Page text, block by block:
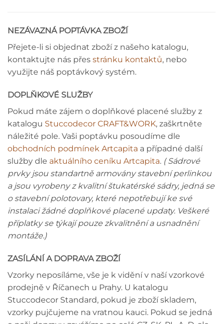
NEZÁVAZNÁ POPTÁVKA ZBOŽÍ
Přejete-li si objednat zboží z našeho katalogu,
kontaktujte nás přes stránku kontaktů, nebo
využijte náš poptávkový systém.
DOPLŇKOVÉ SLUŽBY
Pokud máte zájem o doplňkové placené služby z
katalogu Stuccodecor CRAFT&WORK, zaškrtněte
náležité pole. Vaši poptávku posoudíme dle
obchodních podmínek Artcapita a případné další
služby dle aktuálního ceníku Artcapita. ( Sádrové
prvky jsou standartně armovány stavební perlinkou
a jsou vyrobeny z kvalitní štukatérské sádry, jedná se
o stavební polotovary, které nepotřebují ke své
instalaci žádné doplňkové placené updaty. Veškeré
příplatky se týkají pouze zkvalitnění a usnadnění
montáže.)
ZASÍLÁNÍ A DOPRAVA ZBOŽÍ
Vzorky neposíláme, vše je k vidění v naší vzorkové
prodejně v Říčanech u Prahy. U katalogu
Stuccodecor Standard, pokud je zboží skladem,
vzorky pujčujeme na vratnou kauci. Pokud se jedná